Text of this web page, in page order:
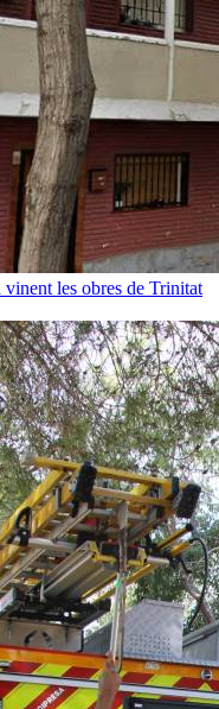
les obres de Trinitat